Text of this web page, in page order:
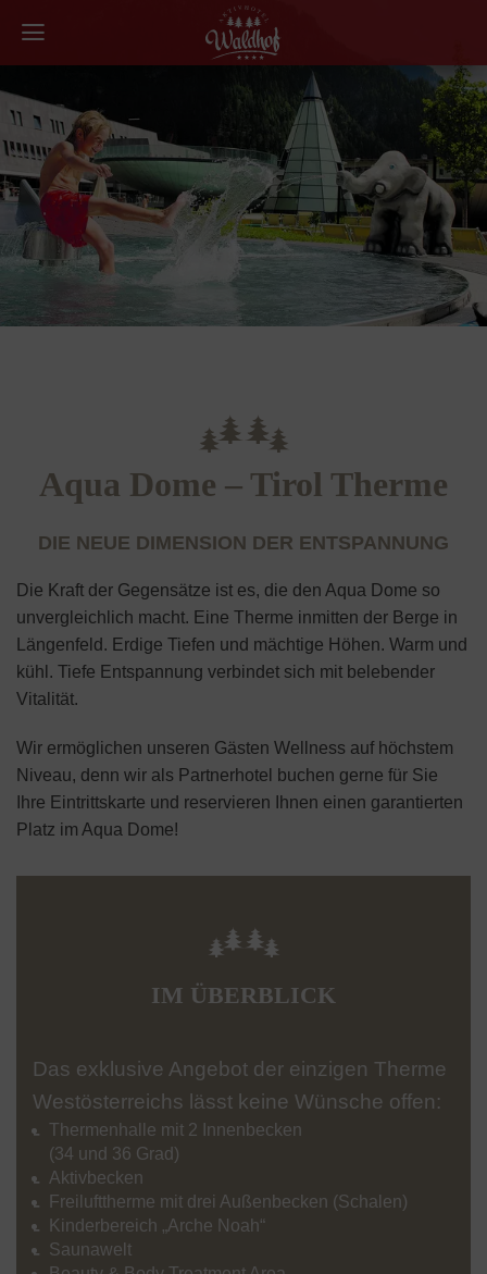
Aqua Dome – Tirol Therme
DIE NEUE DIMENSION DER ENTSPANNUNG
Die Kraft der Gegensätze ist es, die den Aqua Dome so
unvergleichlich macht. Eine Therme inmitten der Berge in
Längenfeld. Erdige Tiefen und mächtige Höhen. Warm und
kühl. Tiefe Entspannung verbindet sich mit belebender
Vitalität.
Wir ermöglichen unseren Gästen Wellness auf höchstem
Niveau, denn wir als Partnerhotel buchen gerne für Sie
Ihre Eintrittskarte und reservieren Ihnen einen garantierten
Platz im Aqua Dome!
IM ÜBERBLICK
Das exklusive Angebot der einzigen Therme
Westösterreichs lässt keine Wünsche offen:
Thermenhalle mit 2 Innenbecken
(34 und 36 Grad)
Aktivbecken
Freilufttherme mit drei Außenbecken (Schalen)
Kinderbereich „Arche Noah“
Saunawelt